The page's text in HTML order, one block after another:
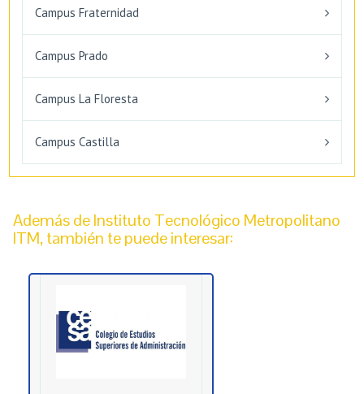
Campus Fraternidad
Campus Prado
Campus La Floresta
Campus Castilla
Además de Instituto Tecnológico Metropolitano
ITM, también te puede interesar: